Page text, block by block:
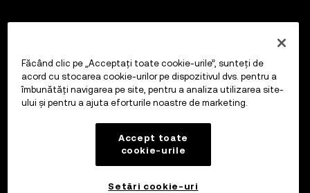
Făcând clic pe „Acceptați toate cookie-urile”, sunteți de
acord cu stocarea cookie-urilor pe dispozitivul dvs. pentru a
îmbunătăți navigarea pe site, pentru a analiza utilizarea site-
ului și pentru a ajuta eforturile noastre de marketing.
Accept toate
cookie-urile
Setări cookie-uri